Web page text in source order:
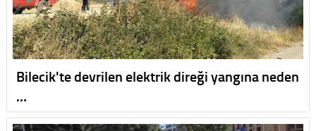
Bilecik'te devrilen elektrik direği yangına neden
…